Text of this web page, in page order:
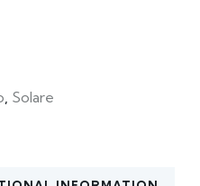
, Solare